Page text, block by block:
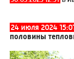
24 июля 2024
половины